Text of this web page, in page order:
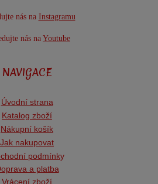
nás na Instagramu
nás na Youtube
NAVIGACE
Úvodní strana
Katalog zboží
Nákupní košík
Jak nakupovat
podmínky
a platba
Vrácení zboží